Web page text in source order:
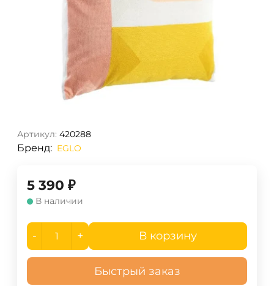
Артикул: 420288
Бренд: EGLO
5 390 ₽
В наличии
- + В корзину
Быстрый заказ